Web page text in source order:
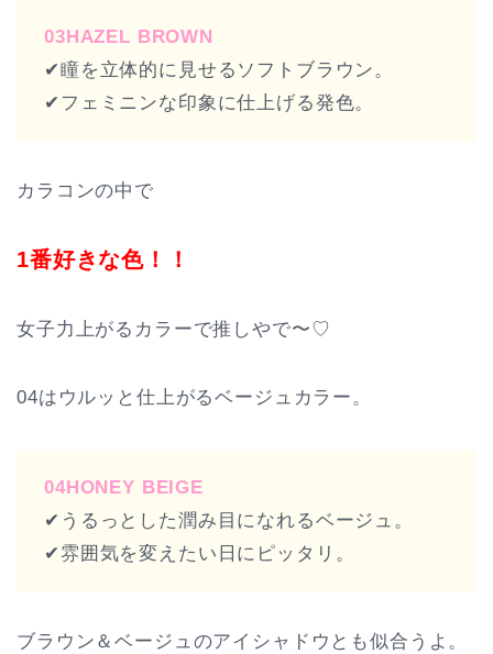
03HAZEL BROWN
✔︎瞳を立体的に見せるソフトブラウン。
✔︎フェミニンな印象に仕上げる発色。
カラコンの中で
1番好きな色！！
女子力上がるカラーで推しやで〜♡
04はウルッと仕上がるベージュカラー。
04HONEY BEIGE
✔︎うるっとした潤み目になれるベージュ。
✔︎雰囲気を変えたい日にピッタリ。
ブラウン＆ベージュのアイシャドウとも似合うよ。